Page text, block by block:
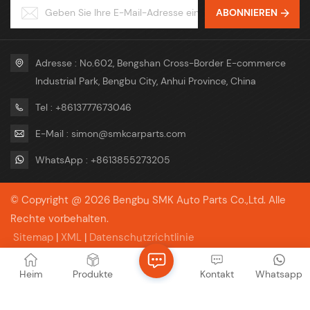
Neutrales Paket oder Paket
Restzahlung gegen B/L-
mit Ihrem Logo Service OEM
ABONNIEREN
Adresse : No.602, Bengshan Cross-Border E-commerce
Industrial Park, Bengbu City, Anhui Province, China
Tel : +8613777673046
E-Mail : simon@smkcarparts.com
WhatsApp : +8613855273205
© Copyright @ 2026 Bengbu SMK Auto Parts Co.,Ltd. Alle
Rechte vorbehalten.
Sitemap | XML | Datenschutzrichtlinie
IPv6-Netzwerk unterstützt
Heim Produkte Whatsapp
Kontakt